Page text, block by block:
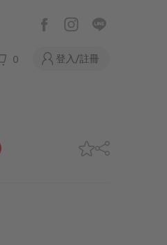
0 登入/註冊